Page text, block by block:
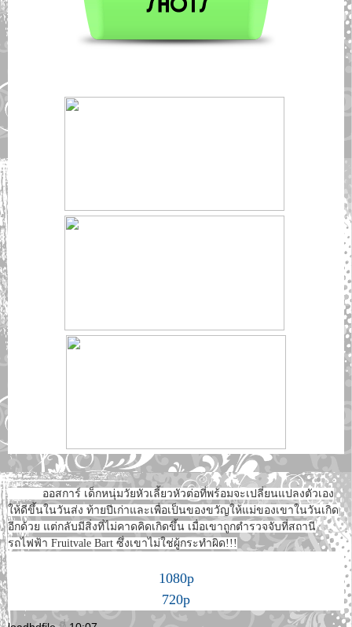
ออสการ์ เด็กหนุ่มวัยหัวเลี้ยวหัวต่อที่พร้อมจะเปลี่ยนแปลงตัวเอง
ให้ดีขึ้นในวันส่ง ท้ายปีเก่าและเพื่อเป็นของขวัญให้แม่ของเขาในวันเกิด
อีกด้วย แต่กลับมีสิ่งที่ไม่คาดคิดเกิดขึ้น เมื่อเขาถูกตำรวจจับที่สถานี
รถไฟฟ้า Fruitvale Bart ซึ่งเขาไม่ใช่ผู้กระทำผิด!!!
1080p
720p